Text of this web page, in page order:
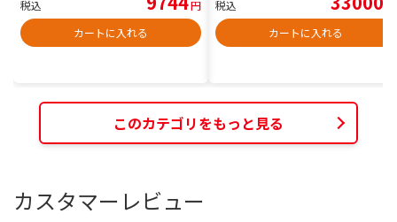
税込
円
カートに入れる
税込
カートに入れる
このカテゴリをもっと見る
カスタマーレビュー